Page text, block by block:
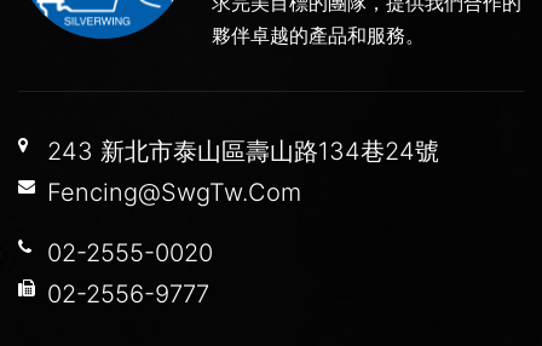
夥伴卓越的產品和服務。
243 新北市泰山區壽山路134巷24號
Fencing@SwgTw.Com
02-2555-0020
02-2556-9777